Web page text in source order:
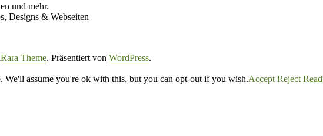
und mehr.
Designs & Webseiten
Rara Theme. Präsentiert von WordPress.
We'll assume you're ok with this, but you can opt-out if you wish.Accept Reject